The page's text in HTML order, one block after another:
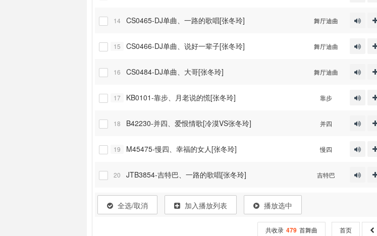
14 CS0465-DJ单曲、一路的歌唱[张冬玲] 舞厅迪曲
15 CS0466-DJ单曲、说好一辈子[张冬玲] 舞厅迪曲
16 CS0484-DJ单曲、大哥[张冬玲] 舞厅迪曲
17 KB0101-靠步、月老说的慌[张冬玲] 靠步
18 B42230-并四、爱恨情歌[冷漠VS张冬玲] 并四
19 M45475-慢四、幸福的女人[张冬玲] 慢四
20 JTB3854-吉特巴、一路的歌唱[张冬玲] 吉特巴
全选/取消 加入播放列表 播放选中
共收录 479 首舞曲 首页